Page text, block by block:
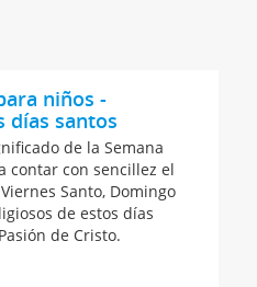
niños -
días santos
de la Semana
contar con sencillez el
Santo, Domingo
de estos días
de Cristo.